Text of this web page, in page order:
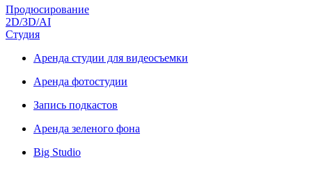
Продюсирование
2D/3D/AI
Студия
Аренда студии для видеосъемки
Аренда фотостудии
Запись подкастов
Аренда зеленого фона
Big Studio